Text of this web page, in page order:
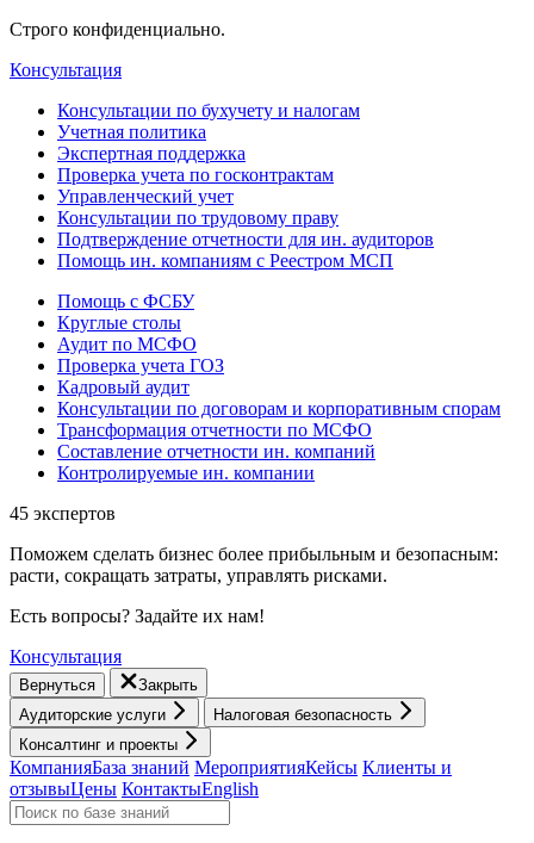
Строго конфиденциально.
Консультация
Консультации по бухучету и налогам
Учетная политика
Экспертная поддержка
Проверка учета по госконтрактам
Управленческий учет
Консультации по трудовому праву
Подтверждение отчетности для ин. аудиторов
Помощь ин. компаниям с Реестром МСП
Помощь с ФСБУ
Круглые столы
Аудит по МСФО
Проверка учета ГОЗ
Кадровый аудит
Консультации по договорам и корпоративным спорам
Трансформация отчетности по МСФО
Составление отчетности ин. компаний
Контролируемые ин. компании
45 экспертов
Поможем сделать бизнес более прибыльным и безопасным:
расти, cокращать затраты, управлять рисками.
Есть вопросы? Задайте их нам!
Консультация
Вернуться
Закрыть
Аудиторские услуги
Налоговая безопасность
Консалтинг и проекты
КомпанияБаза знаний МероприятияКейсы Клиенты и
отзывыЦены КонтактыEnglish